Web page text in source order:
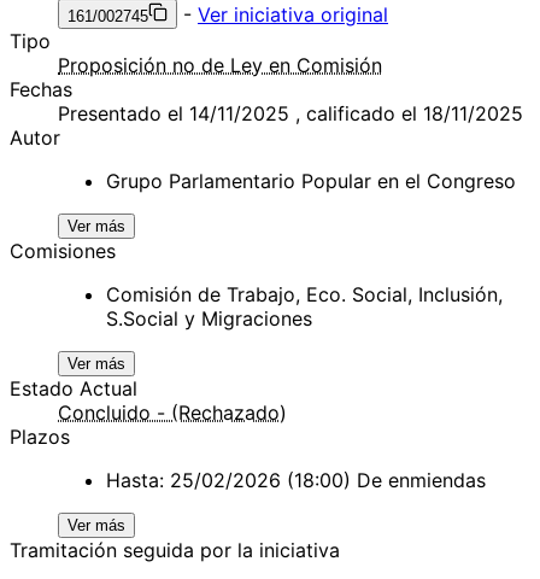
161/002745 - Ver iniciativa original
Tipo
Proposición no de Ley en Comisión
Fechas
Presentado el 14/11/2025 , calificado el 18/11/2025
Autor
Grupo Parlamentario Popular en el Congreso
Ver más
Comisiones
Comisión de Trabajo, Eco. Social, Inclusión,
S.Social y Migraciones
Ver más
Estado Actual
Concluido - (Rechazado)
Plazos
Hasta: 25/02/2026 (18:00) De enmiendas
Ver más
Tramitación seguida por la iniciativa